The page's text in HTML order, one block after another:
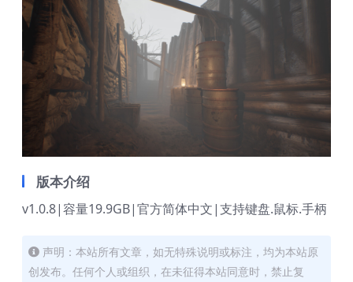
版本介绍
v1.0.8|容量19.9GB|官方简体中文|支持键盘.鼠标.手柄
声明：本站所有文章，如无特殊说明或标注，均为本站原
创发布。任何个人或组织，在未征得本站同意时，禁止复